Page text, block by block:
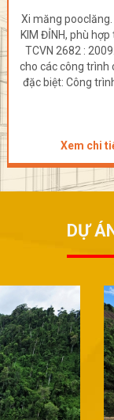
Xi măng
phát cao. Nhãn
phù hợp tiêu
6067 : 2018 và
(TYPE V). Sử
Xem chi
DỰ